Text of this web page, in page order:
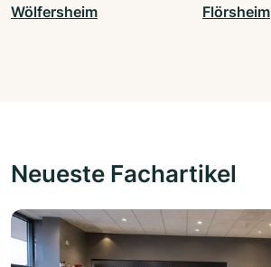
Wölfersheim Flörsheim
Neueste Fachartikel